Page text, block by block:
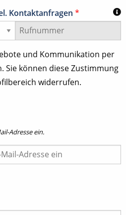
Kontaktanfragen *
und Kommunikation per
Sie können diese Zustimmung
widerrufen.
Adresse ein.